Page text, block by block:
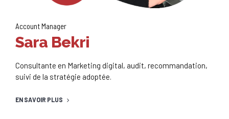
Account Manager
Sara Bekri
Consultante en Marketing digital, audit, recommandation,
suivi de la stratégie adoptée.
EN SAVOIR PLUS